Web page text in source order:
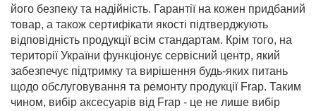
його безпеку та надійність. Гарантії на кожен придбаний
товар, а також сертифікати якості підтверджують
відповідність продукції всім стандартам. Крім того, на
території України функціонує сервісний центр, який
забезпечує підтримку та вирішення будь-яких питань
щодо обслуговування та ремонту продукції Frap. Таким
чином, вибір аксесуарів від Frap - це не лише вибір